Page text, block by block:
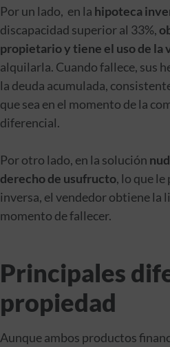
Por un lado, en la hipoteca
discapacidad superior al 33%,
propietario y tiene el uso de la
alquilarla. Cuando fallece, sus
la deuda acumulada,
que sea en el momento de la
diferencial.
Por otro lado, en la solución
derecho de usufructo, lo que
inversa, el vendedor obtiene la
momento de fallecer.
Principales
propiedad
Aunque ambos productos